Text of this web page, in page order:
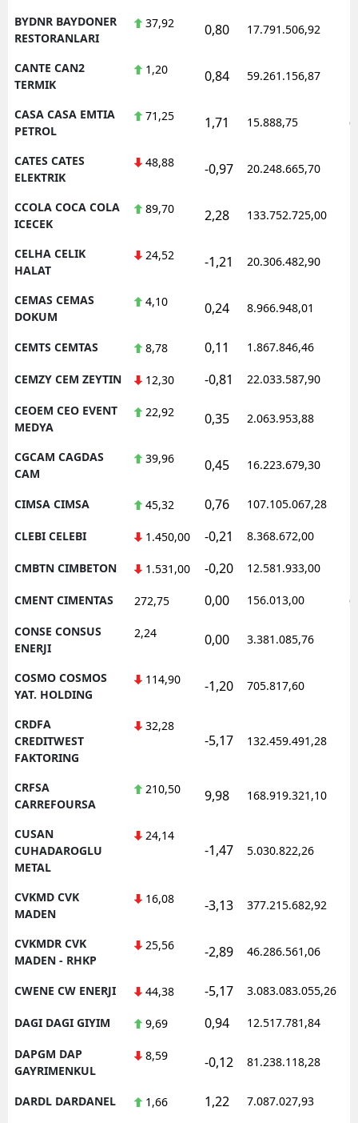
BYDNR BAYDONER
RESTORANLARI
37,92 0,80 17.791.506,92
CANTE CAN2
TERMIK
1,20 0,84 59.261.156,87
CASA CASA EMTIA
PETROL
71,25 1,71 15.888,75
CATES CATES
ELEKTRIK
48,88 -0,97 20.248.665,70
CCOLA COCA COLA
ICECEK
89,70 2,28 133.752.725,00
CELHA CELIK
HALAT
24,52 -1,21 20.306.482,90
CEMAS CEMAS
DOKUM
4,10 0,24 8.966.948,01
CEMTS CEMTAS 8,78 0,11 1.867.846,46
CEMZY CEM ZEYTIN 12,30 -0,81 22.033.587,90
CEOEM CEO EVENT
MEDYA
22,92 0,35 2.063.953,88
CGCAM CAGDAS
CAM
39,96 0,45 16.223.679,30
CIMSA CIMSA 45,32 0,76 107.105.067,28
CLEBI CELEBI 1.450,00 -0,21 8.368.672,00
CMBTN CIMBETON 1.531,00 -0,20 12.581.933,00
CMENT CIMENTAS 272,75 0,00 156.013,00
CONSE CONSUS
ENERJI
2,24 0,00 3.381.085,76
COSMO COSMOS
YAT. HOLDING
114,90 -1,20 705.817,60
CRDFA
CREDITWEST
FAKTORING
32,28
-5,17 132.459.491,28
CRFSA
CARREFOURSA
210,50 9,98 168.919.321,10
CUSAN
CUHADAROGLU
METAL
24,14
-1,47 5.030.822,26
CVKMD CVK
MADEN
16,08 -3,13 377.215.682,92
CVKMDR CVK
MADEN - RHKP
25,56 -2,89 46.286.561,06
CWENE CW ENERJI 44,38 -5,17 3.083.083.055,26
DAGI DAGI GIYIM 9,69 0,94 12.517.781,84
DAPGM DAP
GAYRIMENKUL
8,59 -0,12 81.238.118,28
DARDL DARDANEL 1,66 1,22 7.087.027,93